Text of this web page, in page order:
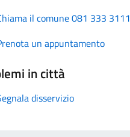
il comune 081 333 3111
un appuntamento
in città
disservizio